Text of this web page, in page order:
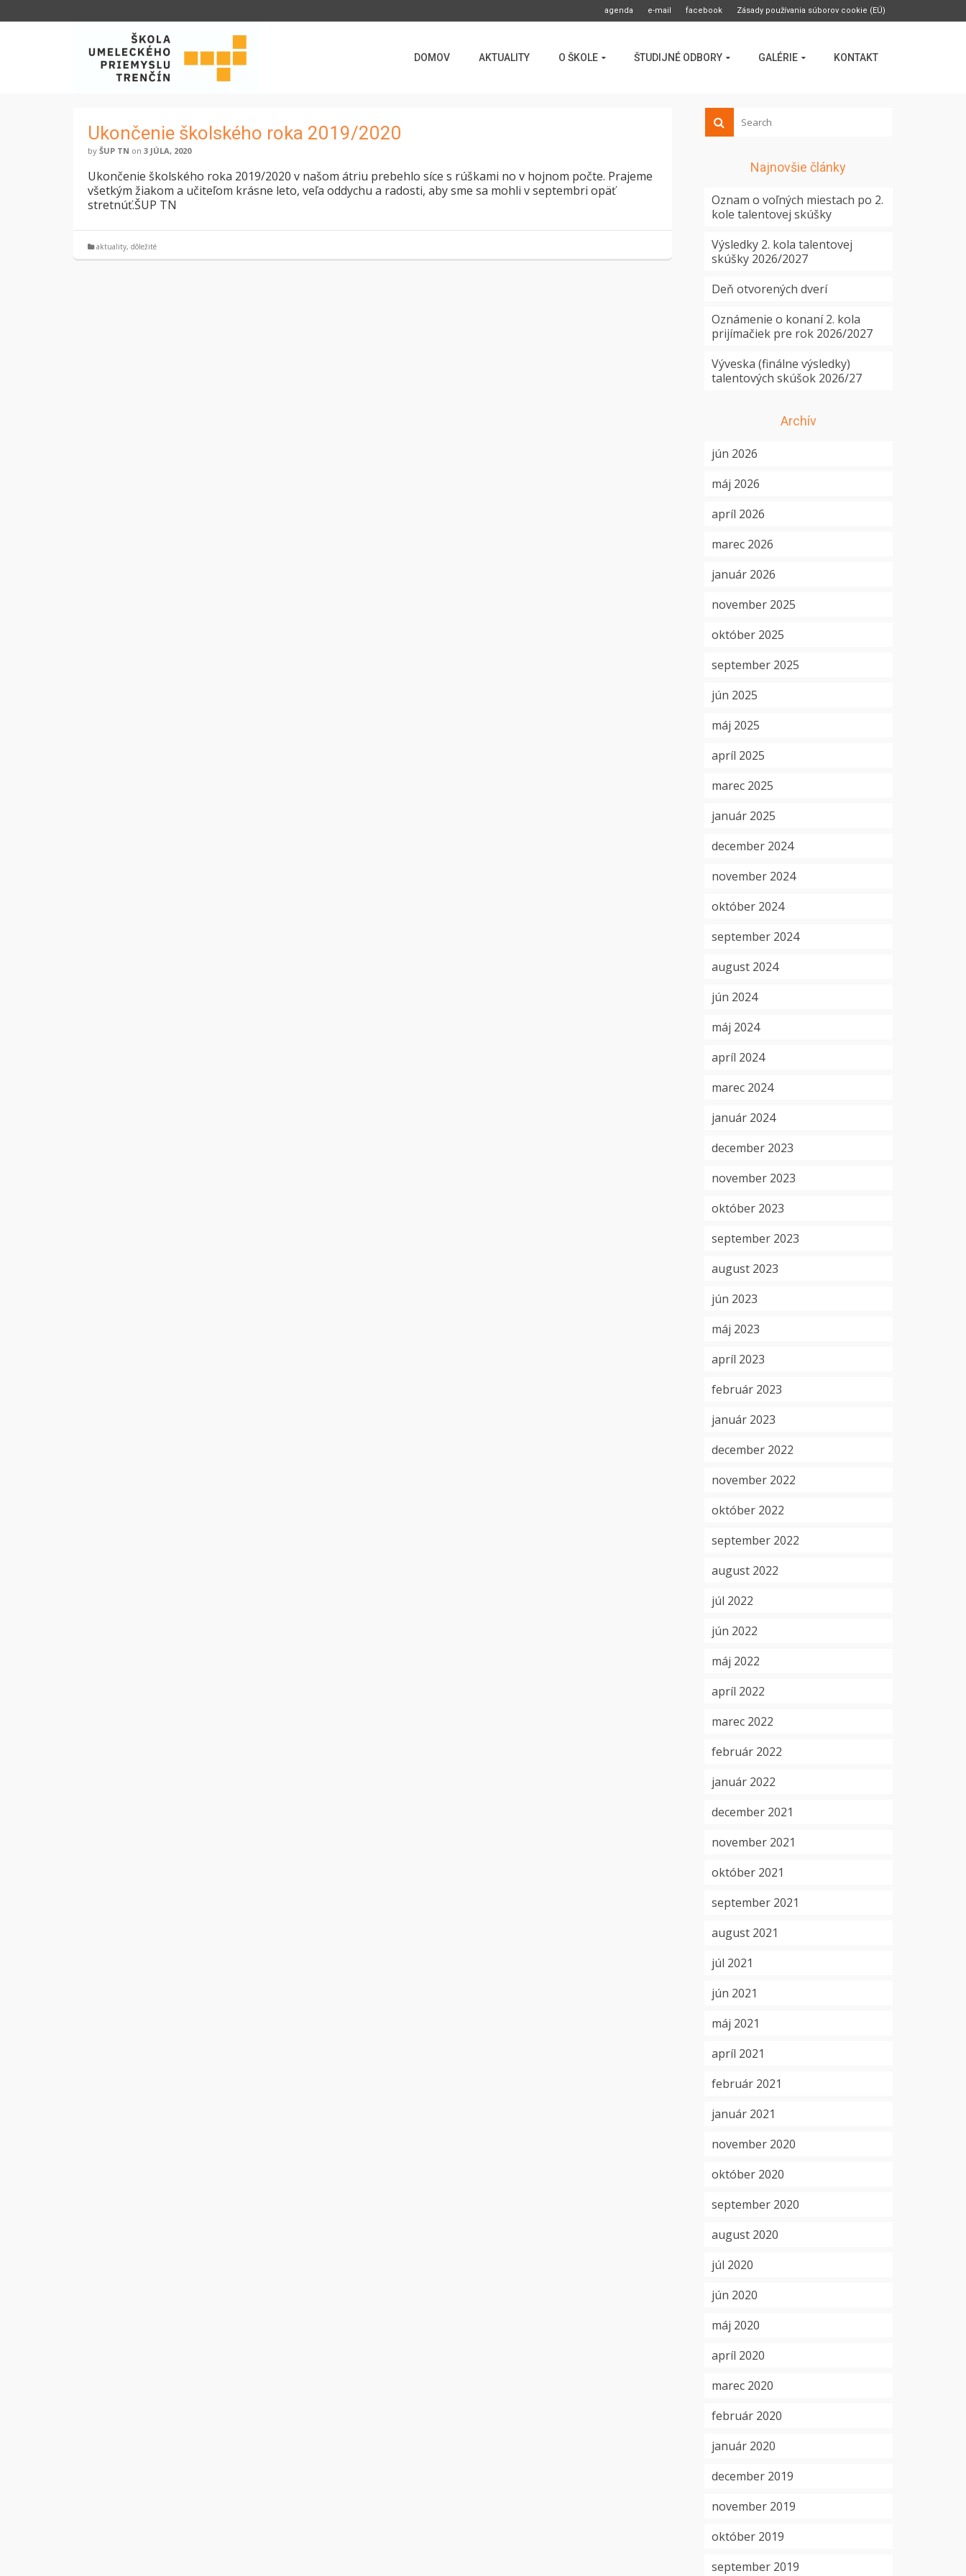
agenda e-mail facebook Zásady používania súborov cookie (EÚ)
DOMOV AKTUALITY O ŠKOLE ŠTUDIJNÉ ODBORY GALÉRIE KONTAKT
Ukončenie školského roka 2019/2020
by ŠUP TN on 3 JÚLA, 2020
Ukončenie školského roka 2019/2020 v našom átriu prebehlo síce s rúškami no v hojnom počte. Prajeme
všetkým žiakom a učiteľom krásne leto, veľa oddychu a radosti, aby sme sa mohli v septembri opäť
stretnúť.ŠUP TN
aktuality, dôležité
Najnovšie články
Oznam o voľných miestach po 2.
kole talentovej skúšky
Výsledky 2. kola talentovej
skúšky 2026/2027
Deň otvorených dverí
Oznámenie o konaní 2. kola
prijímačiek pre rok 2026/2027
Výveska (finálne výsledky)
talentových skúšok 2026/27
Archív
jún 2026
máj 2026
apríl 2026
marec 2026
január 2026
november 2025
október 2025
september 2025
jún 2025
máj 2025
apríl 2025
marec 2025
január 2025
december 2024
november 2024
október 2024
september 2024
august 2024
jún 2024
máj 2024
apríl 2024
marec 2024
január 2024
december 2023
november 2023
október 2023
september 2023
august 2023
jún 2023
máj 2023
apríl 2023
február 2023
január 2023
december 2022
november 2022
október 2022
september 2022
august 2022
júl 2022
jún 2022
máj 2022
apríl 2022
marec 2022
február 2022
január 2022
december 2021
november 2021
október 2021
september 2021
august 2021
júl 2021
jún 2021
máj 2021
apríl 2021
február 2021
január 2021
november 2020
október 2020
september 2020
august 2020
júl 2020
jún 2020
máj 2020
apríl 2020
marec 2020
február 2020
január 2020
december 2019
november 2019
október 2019
september 2019